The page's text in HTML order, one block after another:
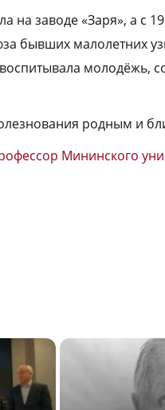
на заводе «Заря», а с
бывших малолетних
молодёжь,
родным и
Мининского